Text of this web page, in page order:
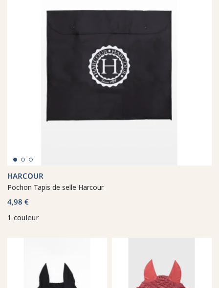
HARCOUR
Pochon Tapis de selle Harcour
4,98 €
1 couleur